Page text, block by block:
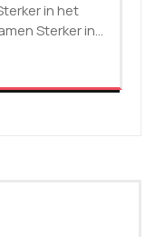
in het
Sterker in…